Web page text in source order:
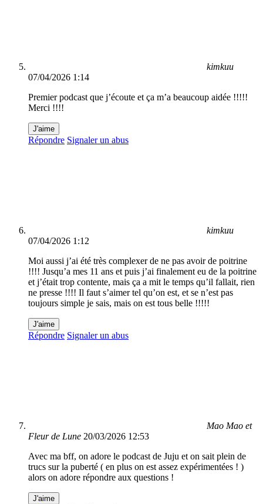
kimkuu
07/04/2026 1:14
Premier podcast que j’écoute et ça m’a beaucoup aidée !!!!!
Merci !!!!
J'aime
Répondre Signaler un abus
kimkuu
07/04/2026 1:12
Moi aussi j’ai été très complexer de ne pas avoir de poitrine
!!!! Jusqu’a mes 11 ans et puis j’ai finalement eu de la poitrine
et j’était trop contente, mais ça a mit le temps qu’il fallait, rien
ne presse !!!! Il faut s’aimer tel qu’on est, et se n’est pas
toujours simple je sais, mais on est tous belle !!!!!
J'aime
Répondre Signaler un abus
Mao Mao et
Fleur de Lune 20/03/2026 12:53
Avec ma bff, on adore le podcast de Juju et on sait plein de
trucs sur la puberté ( en plus on est assez expérimentées ! )
alors on adore répondre aux questions !
J'aime